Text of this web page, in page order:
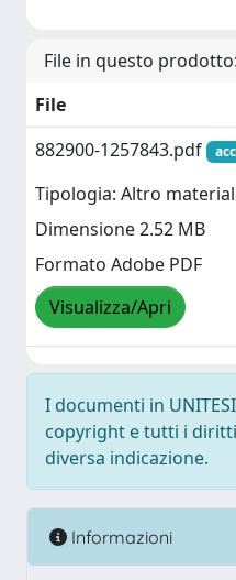
File in questo prodotto:
File
882900-1257843.pdf
Tipologia: Altro
Dimensione 2.52 MB
Formato Adobe PDF
Visualizza/Apri
I documenti in
copyright e tutti i
diversa indicazione.
Informazioni